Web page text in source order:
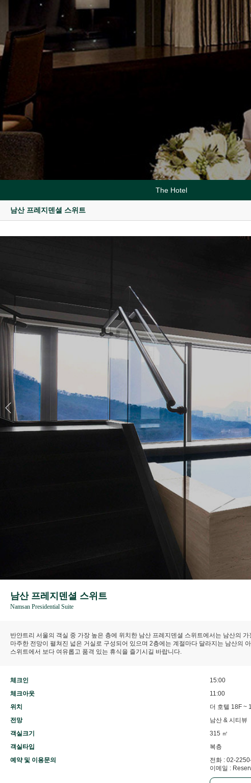
The Hotel
남산 프레지덴셜 스위트
남산 프레지덴셜 스위트
Namsan Presidential Suite
반얀트리 서울의 객실 중 가장 높은 층에 위치한 남산 프레지덴셜 스위트에서는 남산의
마주한 전망이 펼쳐진 넓은 거실로 구성되어 있으며 2층에는 계절마다 달라지는 남산의
스위트에서 보다 여유롭고 품격 있는 휴식을 즐기시길 바랍니다.
체크인
15:00
체크아웃
11:00
위치
더 호텔 18F ~
전망
남산 & 시티뷰
객실크기
315 ㎡
객실타입
복층
예약 및 이용문의
전화 : 02-
이메일 :